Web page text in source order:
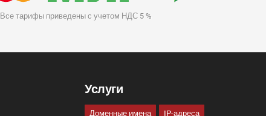
Все тарифы приведены с учетом НДС 5 %
Услуги
Доменные имена IP-адреса